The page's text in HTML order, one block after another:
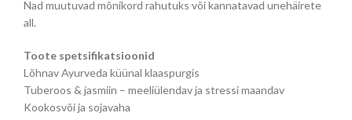
Nad muutuvad mõnikord rahutuks või kannatavad unehäirete
all.
Toote spetsifikatsioonid
Lõhnav Ayurveda küünal klaaspurgis
Tuberoos & jasmiin – meeliülendav ja stressi maandav
Kookosvõi ja sojavaha